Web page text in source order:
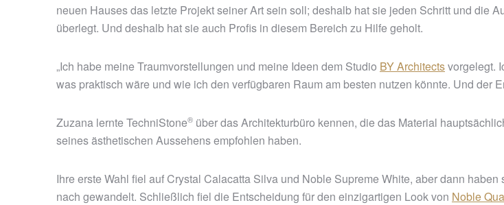
neuen Hauses das letzte Projekt seiner Art sein soll; deshalb hat sie jeden Schritt und die
überlegt. Und deshalb hat sie auch Profis in diesem Bereich zu Hilfe geholt.
„Ich habe meine Traumvorstellungen und meine Ideen dem Studio BY Architectsvorgelegt.
was praktisch wäre und wie ich den verfügbaren Raum am besten nutzen könnte. Und der
Zuzana lernte TechniStone® über das Architekturbüro kennen, die das Material
seines ästhetischen Aussehens empfohlen haben.
Ihre erste Wahl fiel auf Crystal Calacatta Silva und Noble Supreme White, aber dann
nach gewandelt. Schließlich fiel die Entscheidung für den einzigartigen Look von Noble